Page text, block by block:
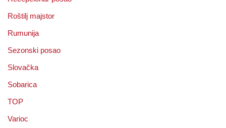
Roštilj majstor
Rumunija
Sezonski posao
Slovačka
Sobarica
TOP
Varioc